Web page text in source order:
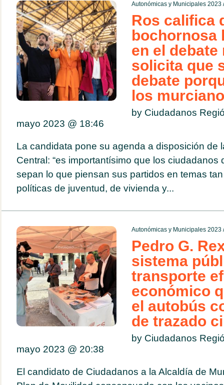
Autonómicas y Municipales 2023
Ros califica
bochornosa
en el debate
solicita que
debate
los
by Ciudadanos
mayo 2023 @ 18:46
La candidata pone su agenda a disposición de
Central: “es importantísimo que los ciudadanos
sepan lo que piensan sus partidos en temas
políticas de juventud, de vivienda y...
Autonómicas y Municipales 2023
Pedro G.
sistema
transporte
económico
el autobús
de trazado
by Ciudadanos
mayo 2023 @ 20:38
El candidato de Ciudadanos a la Alcaldía de